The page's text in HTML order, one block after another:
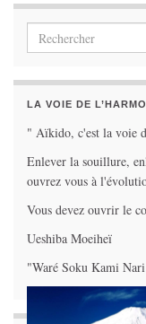
Search for:
LA VOIE DE
" Aïkido, c'est la voie
Enlever la souillure,
ouvrez vous à
Vous devez ouvrir le
Ueshiba Moeiheï
"Waré Soku Kami